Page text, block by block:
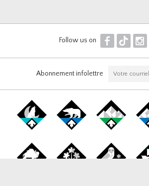
Follow us on F T I
Abonnement infolettre